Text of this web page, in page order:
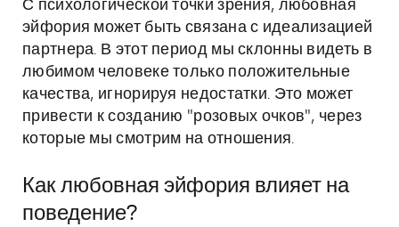
С психологической точки зрения, любовная
эйфория может быть связана с идеализацией
партнера. В этот период мы склонны видеть в
любимом человеке только положительные
качества, игнорируя недостатки. Это может
привести к созданию "розовых очков", через
которые мы смотрим на отношения.
Как любовная эйфория влияет на
поведение?